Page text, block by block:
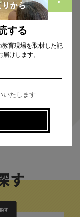
から集まった多様な
持つメンターと、教室
！NODE Englishでつ
、広がる英語 <PR>
す
する
育現場を取材した記
けします。
いたします